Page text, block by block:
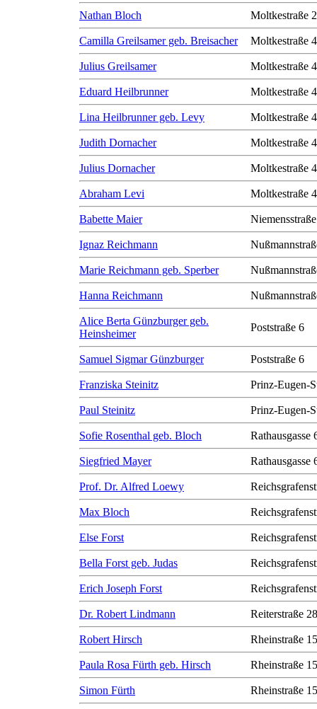
Nathan Bloch Moltkestraße
Camilla Greilsamer geb. Breisacher Moltkestraße
Julius Greilsamer Moltkestraße
Eduard Heilbrunner Moltkestraße
Lina Heilbrunner geb. Levy Moltkestraße
Judith Dornacher Moltkestraße
Julius Dornacher Moltkestraße
Abraham Levi Moltkestraße
Babette Maier
Ignaz Reichmann
Marie Reichmann geb. Sperber
Hanna Reichmann
Alice Berta Günzburger geb.
Heinsheimer
Poststraße 6
Samuel Sigmar Günzburger Poststraße 6
Franziska Steinitz Prinz-Eugen-
Paul Steinitz Prinz-Eugen-
Sofie Rosenthal geb. Bloch Rathausgasse
Siegfried Mayer Rathausgasse
Prof. Dr. Alfred Loewy
Max Bloch
Else Forst
Bella Forst geb. Judas
Erich Joseph Forst
Dr. Robert Lindmann Reiterstraße 28
Robert Hirsch Rheinstraße 15
Paula Rosa Fürth geb. Hirsch Rheinstraße 15
Simon Fürth Rheinstraße 15